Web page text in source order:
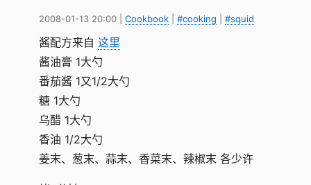
2008-01-13 20:00 Cookbook #cooking #squid
酱配方来自 这里
酱油膏 1大勺
番茄酱 1又1/2大勺
糖 1大勺
乌醋 1大勺
香油 1/2大勺
姜末、葱末、蒜末、香菜末、辣椒末 各少许